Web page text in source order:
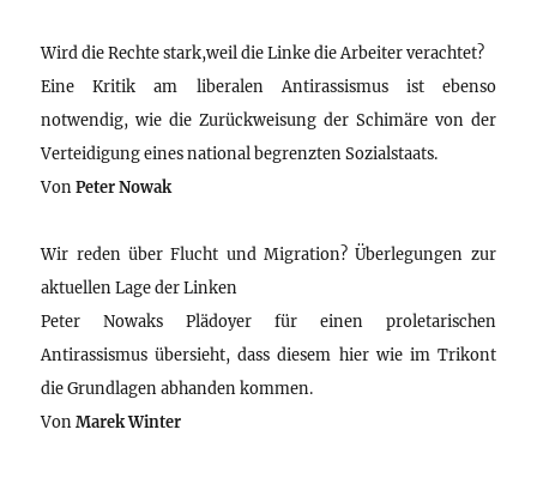
Wird die Rechte stark,weil die Linke die Arbeiter verachtet?
Eine Kritik am liberalen Antirassismus ist ebenso
notwendig, wie die Zurückweisung der Schimäre von der
Verteidigung eines national begrenzten Sozialstaats.
VonPeter Nowak
Wir reden über Flucht und Migration? Überlegungen zur
aktuellen Lage der Linken
Peter Nowaks Plädoyer für einen proletarischen
Antirassismus übersieht, dass diesem hier wie im Trikont
die Grundlagen abhanden kommen.
VonMarek Winter